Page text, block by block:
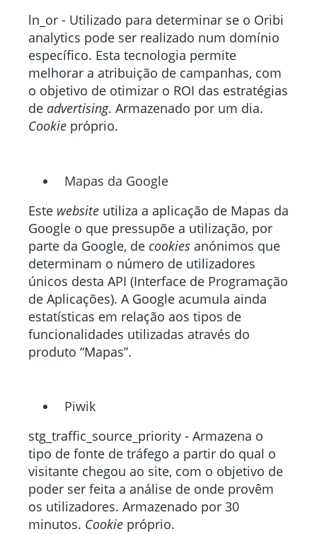
ln_or - Utilizado para determinar se o Oribi
analytics pode ser realizado num domínio
específico. Esta tecnologia permite
melhorar a atribuição de campanhas, com
o objetivo de otimizar o ROI das estratégias
de advertising. Armazenado por um dia.
Cookie próprio.
Mapas da Google
Este website utiliza a aplicação de Mapas da
Google o que pressupõe a utilização, por
parte da Google, de cookies anónimos que
determinam o número de utilizadores
únicos desta API (Interface de Programação
de Aplicações). A Google acumula ainda
estatísticas em relação aos tipos de
funcionalidades utilizadas através do
produto “Mapas”.
Piwik
stg_traffic_source_priority - Armazena o
tipo de fonte de tráfego a partir do qual o
visitante chegou ao site, com o objetivo de
poder ser feita a análise de onde provêm
os utilizadores. Armazenado por 30
minutos. Cookie próprio.